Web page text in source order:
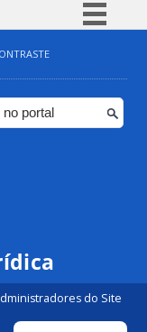
BR
Participe
do Site